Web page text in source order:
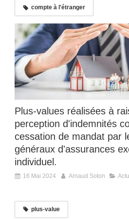
compte à l'étranger
Plus-values réalisées à
perception d'indemnités
cessation de mandat par
généraux d'assurances
individuel.
16 Mai 2024 Arnaud Soton
plus-value